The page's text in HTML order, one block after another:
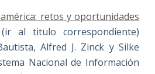
retos y oportunidades
(ir al titulo correspondiente)
Alfred J. Zinck y Silke
Nacional de Información